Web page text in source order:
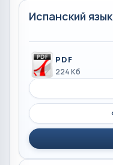
Испанский язык
PDF
224 Кб